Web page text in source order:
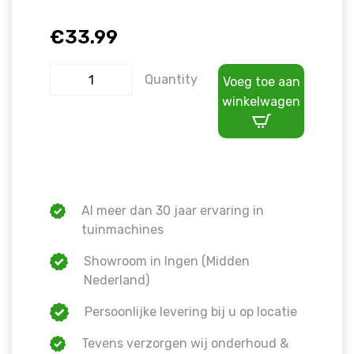
€33.99
Quantity
Voeg toe aan
winkelwagen
Al meer dan 30 jaar ervaring in
tuinmachines
Showroom in Ingen (Midden
Nederland)
Persoonlijke levering bij u op locatie
Tevens verzorgen wij onderhoud &